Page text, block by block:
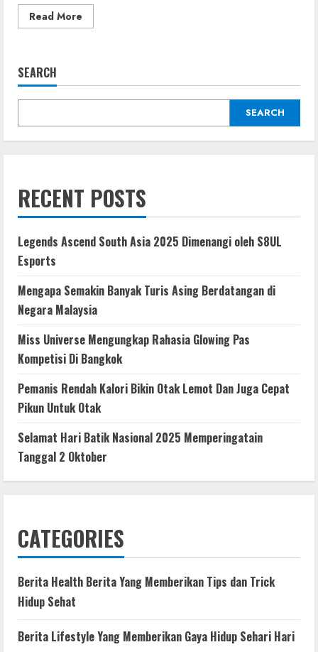
Read More
more
Apakah
Cair
Di
September
SEARCH
SEARCH
RECENT POSTS
Legends Ascend South Asia 2025 Dimenangi oleh S8UL
Esports
Mengapa Semakin Banyak Turis Asing Berdatangan di
Negara Malaysia
Miss Universe Mengungkap Rahasia Glowing Pas
Kompetisi Di Bangkok
Pemanis Rendah Kalori Bikin Otak Lemot Dan Juga Cepat
Pikun Untuk Otak
Selamat Hari Batik Nasional 2025 Memperingatain
Tanggal 2 Oktober
CATEGORIES
Berita Health Berita Yang Memberikan Tips dan Trick
Hidup Sehat
Berita Lifestyle Yang Memberikan Gaya Hidup Sehari Hari